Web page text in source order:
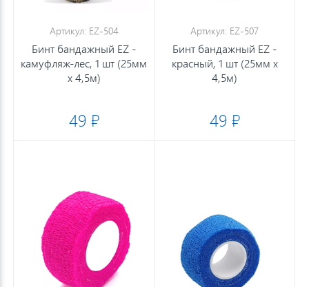
Артикул: EZ-504
Бинт бандажный EZ -
камуфляж-лес, 1 шт (25мм
х 4,5м)
49 ₽
Артикул: EZ-507
Бинт бандажный EZ -
красный, 1 шт (25мм х
4,5м)
49 ₽